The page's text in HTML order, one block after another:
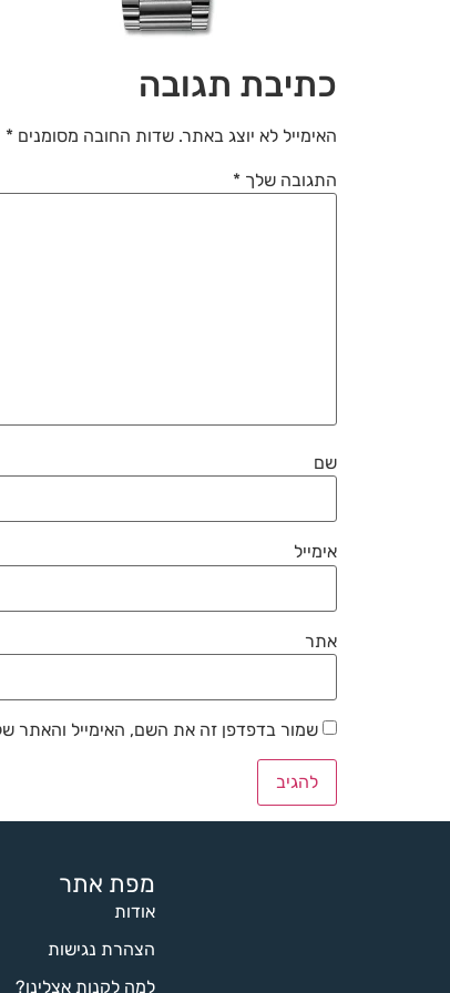
כתיבת תגובה
האימייל לא יוצג באתר. שדות החובה מסומנים *
התגובה שלך *
שם
אימייל
אתר
שמור בדפדפן זה את השם, האימייל והאתר
מפת אתר
אודות
הצהרת נגישות
למה לקנות אצלינו?